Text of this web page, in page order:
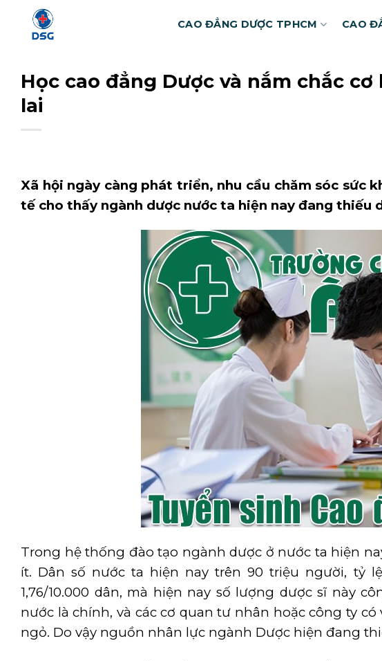
CAO ĐẲNG DƯỢC TPHCM CAO
Học cao đẳng Dược và nắm chắc
lai
Xã hội ngày càng phát triển, nhu cầu chăm sóc sức
tế cho thấy ngành dược nước ta hiện nay đang thiếu
Trong hệ thống đào tạo ngành dược ở nước ta hiện
ít. Dân số nước ta hiện nay trên 90 triệu người, tỷ
1,76/10.000 dân, mà hiện nay số lượng dược sĩ này
nước là chính, và các cơ quan tư nhân hoặc công ty
ngỏ. Do vậy nguồn nhân lực ngành Dược hiện đang